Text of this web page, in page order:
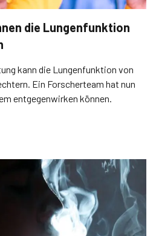
die Lungenfunktion
kann die Lungenfunktion von
Ein Forscherteam hat nun
entgegenwirken können.